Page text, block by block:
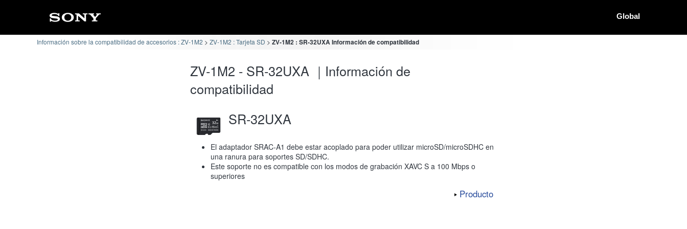
Global
Información sobre la compatibilidad de accesorios : ZV-1M2 ZV-1M2 : Tarjeta SD ZV-1M2 : SR-32UXA Información de compatibilidad
ZV-1M2 - SR-32UXA ｜Información de
compatibilidad
SR-32UXA
El adaptador SRAC-A1 debe estar acoplado para poder utilizar microSD/microSDHC en
una ranura para soportes SD/SDHC.
Este soporte no es compatible con los modos de grabación XAVC S a 100 Mbps o
superiores
Producto